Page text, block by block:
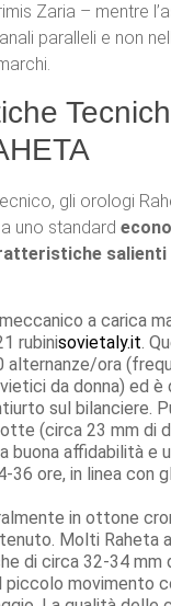
Zaria – mentre
paralleli e non
gli orologi
uno standard
salienti
meccanico a carica
rubinisovietaly.it.
alternanze/ora
da donna) ed è
sul bilanciere.
(circa 23 mm di
buona affidabilità e
36 ore, in linea con
in ottone
Molti Raheta
di circa 32-34 mm
movimento